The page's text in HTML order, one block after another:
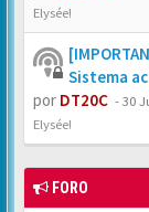
Elysée!
Sistema
por DT20C -30
Elysée!
FORO